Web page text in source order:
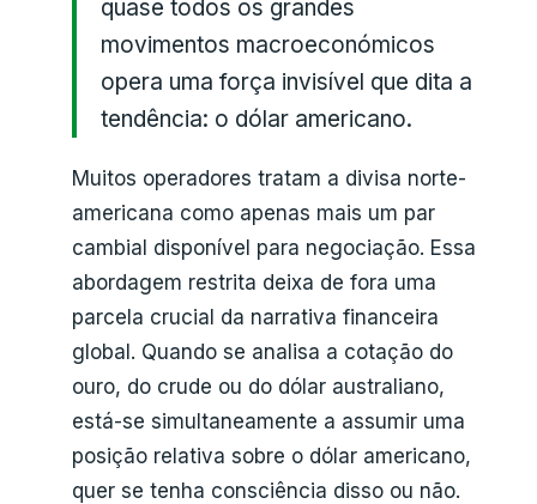
quase todos os grandes
movimentos macroeconómicos
opera uma força invisível que dita a
tendência: o dólar americano.
Muitos operadores tratam a divisa norte-
americana como apenas mais um par
cambial disponível para negociação. Essa
abordagem restrita deixa de fora uma
parcela crucial da narrativa financeira
global. Quando se analisa a cotação do
ouro, do crude ou do dólar australiano,
está-se simultaneamente a assumir uma
posição relativa sobre o dólar americano,
quer se tenha consciência disso ou não.